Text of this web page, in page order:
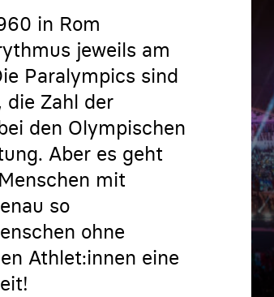
in Rom
jeweils am
Paralympics sind
die Zahl der
den Olympischen
Aber es geht
mit
so
ohne
Athlet:innen eine